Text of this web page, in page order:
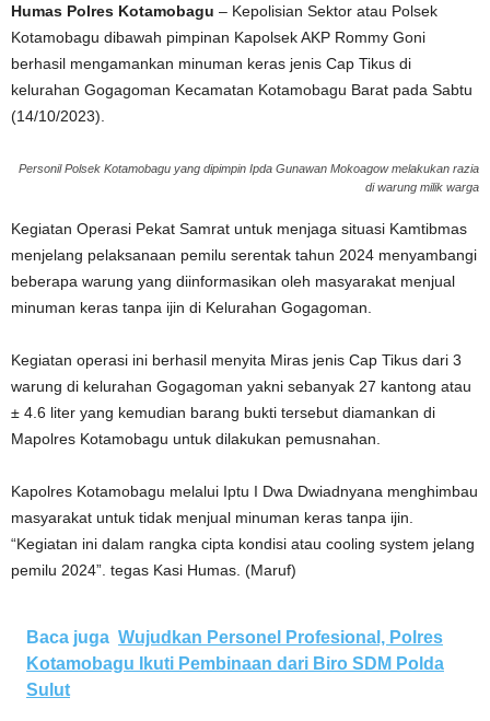
Humas Polres Kotamobagu – Kepolisian Sektor atau Polsek
Kotamobagu dibawah pimpinan Kapolsek AKP Rommy Goni
berhasil mengamankan minuman keras jenis Cap Tikus di
kelurahan Gogagoman Kecamatan Kotamobagu Barat pada Sabtu
(14/10/2023).
Personil Polsek Kotamobagu yang dipimpin Ipda Gunawan Mokoagow melakukan razia
di warung milik warga
Kegiatan Operasi Pekat Samrat untuk menjaga situasi Kamtibmas
menjelang pelaksanaan pemilu serentak tahun 2024 menyambangi
beberapa warung yang diinformasikan oleh masyarakat menjual
minuman keras tanpa ijin di Kelurahan Gogagoman.
Kegiatan operasi ini berhasil menyita Miras jenis Cap Tikus dari 3
warung di kelurahan Gogagoman yakni sebanyak 27 kantong atau
± 4.6 liter yang kemudian barang bukti tersebut diamankan di
Mapolres Kotamobagu untuk dilakukan pemusnahan.
Kapolres Kotamobagu melalui Iptu I Dwa Dwiadnyana menghimbau
masyarakat untuk tidak menjual minuman keras tanpa ijin.
“Kegiatan ini dalam rangka cipta kondisi atau cooling system jelang
pemilu 2024”. tegas Kasi Humas. (Maruf)
Baca juga Wujudkan Personel Profesional, Polres
Kotamobagu Ikuti Pembinaan dari Biro SDM Polda
Sulut